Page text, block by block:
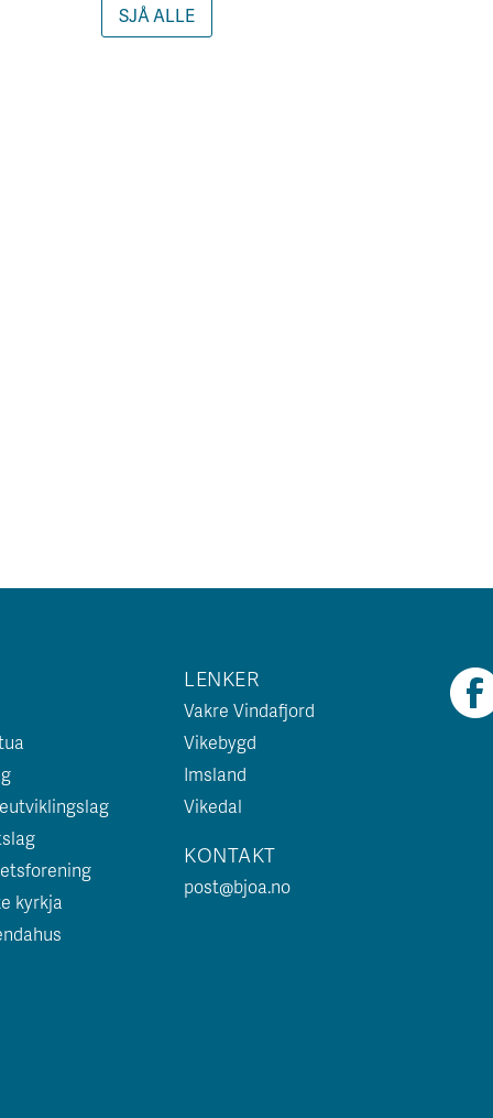
SJÅ ALLE
kyrkja
LENKER
Vakre Vindafjord
Vikebygd
Imsland
Vikedal
KONTAKT
post@bjoa.no